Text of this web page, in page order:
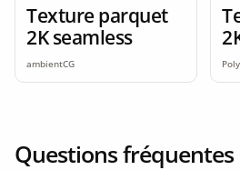
Texture parquet
2K seamless
ambientCG
Questions fréquentes